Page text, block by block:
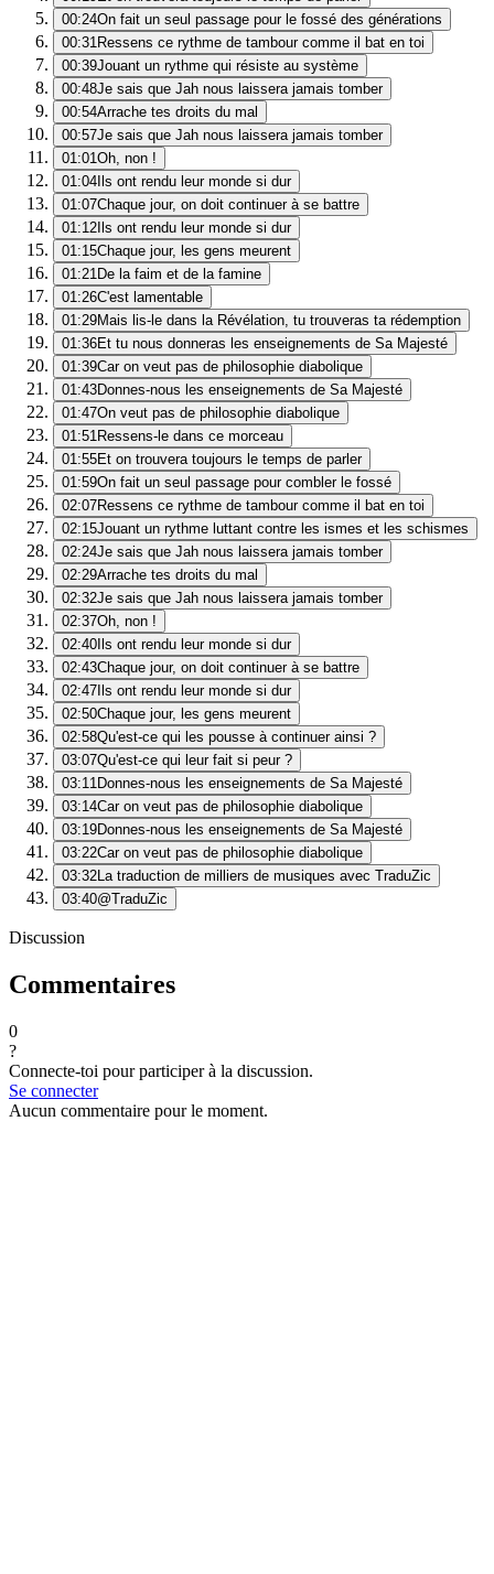
00:24On fait un seul passage pour le fossé des générations
00:31Ressens ce rythme de tambour comme il bat en toi
00:39Jouant un rythme qui résiste au système
00:48Je sais que Jah nous laissera jamais tomber
00:54Arrache tes droits du mal
00:57Je sais que Jah nous laissera jamais tomber
01:01Oh, non !
01:04 Ils ont rendu leur monde si dur
01:07Chaque jour, on doit continuer à se battre
01:12 Ils ont rendu leur monde si dur
01:15Chaque jour, les gens meurent
01:21De la faim et de la famine
01:26C'est lamentable
01:29Mais lis-le dans la Révélation, tu trouveras ta rédemption
01:36Et tu nous donneras les enseignements de Sa Majesté
01:39Car on veut pas de philosophie diabolique
01:43Donnes-nous les enseignements de Sa Majesté
01:47On veut pas de philosophie diabolique
01:51Ressens-le dans ce morceau
01:55Et on trouvera toujours le temps de parler
01:59On fait un seul passage pour combler le fossé
02:07Ressens ce rythme de tambour comme il bat en toi
02:15Jouant un rythme luttant contre les ismes et les schismes
02:24Je sais que Jah nous laissera jamais tomber
02:29Arrache tes droits du mal
02:32Je sais que Jah nous laissera jamais tomber
02:37Oh, non !
02:40 Ils ont rendu leur monde si dur
02:43Chaque jour, on doit continuer à se battre
02:47 Ils ont rendu leur monde si dur
02:50Chaque jour, les gens meurent
02:58Qu'est-ce qui les pousse à continuer ainsi ?
03:07Qu'est-ce qui leur fait si peur ?
03:11Donnes-nous les enseignements de Sa Majesté
03:14Car on veut pas de philosophie diabolique
03:19Donnes-nous les enseignements de Sa Majesté
03:22Car on veut pas de philosophie diabolique
03:32La traduction de milliers de musiques avec TraduZic
03:40@TraduZic
Discussion
Commentaires
0
?
Connecte-toi pour participer à la discussion.
Se connecter
Aucun commentaire pour le moment.